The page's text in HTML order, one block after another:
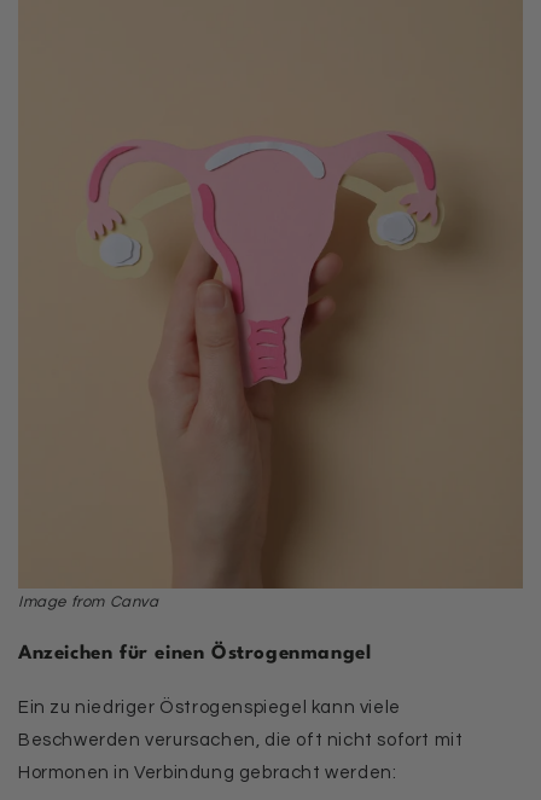
Image from Canva
Anzeichen für einen Östrogenmangel
Ein zu niedriger Östrogenspiegel kann viele
Beschwerden verursachen, die oft nicht sofort mit
Hormonen in Verbindung gebracht werden: